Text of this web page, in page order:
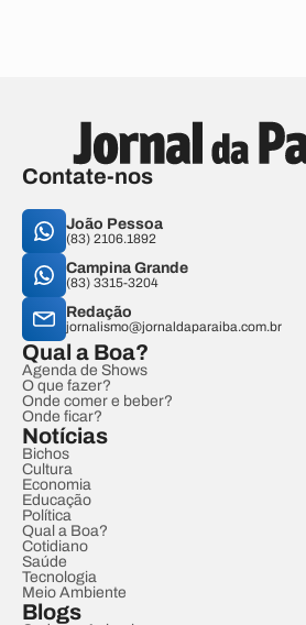
Contate-nos
João Pessoa
(83) 2106.1892
Campina Grande
(83) 3315-3204
Redação
jornalismo@jornaldaparaiba.com.br
Qual a Boa?
Agenda de Shows
O que fazer?
Onde comer e beber?
Onde ficar?
Notícias
Bichos
Cultura
Economia
Educação
Política
Qual a Boa?
Cotidiano
Saúde
Tecnologia
Meio Ambiente
Blogs